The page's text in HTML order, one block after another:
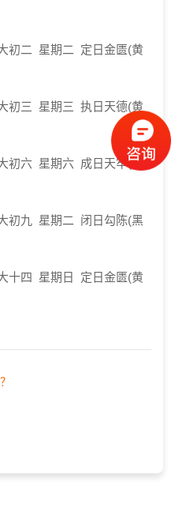
初二 星期二 定日金匮(黄
初三 星期三 执日天德(黄
初六 星期六 成日天牢(黑
初九 星期二 闭日勾陈(黑
十四 星期日 定日金匮(黄